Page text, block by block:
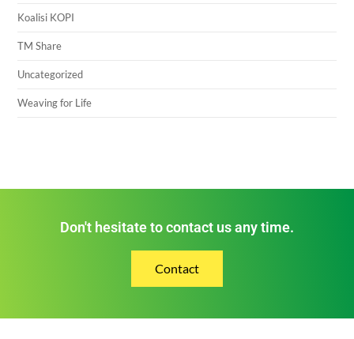
Koalisi KOPI
TM Share
Uncategorized
Weaving for Life
Don't hesitate to contact us any time.
Contact